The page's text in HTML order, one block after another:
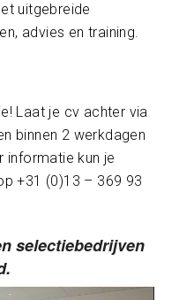
uitgebreide
advies en training.
Laat je cv achter via
binnen 2 werkdagen
kun je
+31 (0)13 – 369 93
selectiebedrijven